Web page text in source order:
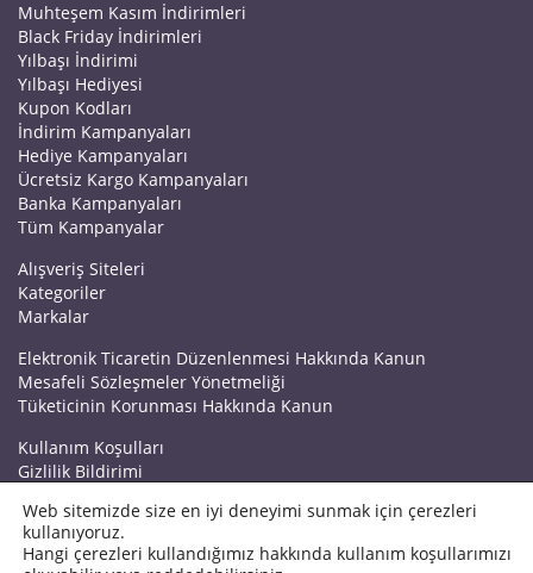
Muhteşem Kasım İndirimleri
Black Friday İndirimleri
Yılbaşı İndirimi
Yılbaşı Hediyesi
Kupon Kodları
İndirim Kampanyaları
Hediye Kampanyaları
Ücretsiz Kargo Kampanyaları
Banka Kampanyaları
Tüm Kampanyalar
Alışveriş Siteleri
Kategoriler
Markalar
Elektronik Ticaretin Düzenlenmesi Hakkında Kanun
Mesafeli Sözleşmeler Yönetmeliği
Tüketicinin Korunması Hakkında Kanun
Kullanım Koşulları
Gizlilik Bildirimi
Kuponrazzi Blog
Mağaza Ekle
İletişim
Web sitemizde size en iyi deneyimi sunmak için çerezleri
kullanıyoruz.
Hangi çerezleri kullandığımız hakkında kullanım koşullarımızı